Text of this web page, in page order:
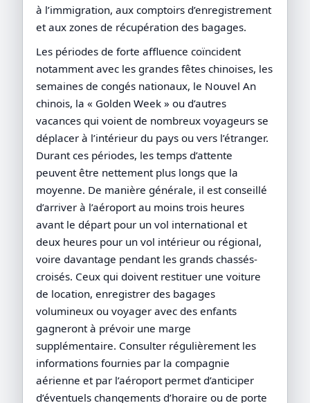
à l’immigration, aux comptoirs d’enregistrement
et aux zones de récupération des bagages.
Les périodes de forte affluence coïncident
notamment avec les grandes fêtes chinoises, les
semaines de congés nationaux, le Nouvel An
chinois, la « Golden Week » ou d’autres
vacances qui voient de nombreux voyageurs se
déplacer à l’intérieur du pays ou vers l’étranger.
Durant ces périodes, les temps d’attente
peuvent être nettement plus longs que la
moyenne. De manière générale, il est conseillé
d’arriver à l’aéroport au moins trois heures
avant le départ pour un vol international et
deux heures pour un vol intérieur ou régional,
voire davantage pendant les grands chassés-
croisés. Ceux qui doivent restituer une voiture
de location, enregistrer des bagages
volumineux ou voyager avec des enfants
gagneront à prévoir une marge
supplémentaire. Consulter régulièrement les
informations fournies par la compagnie
aérienne et par l’aéroport permet d’anticiper
d’éventuels changements d’horaire ou de porte